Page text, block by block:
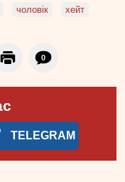
чоловік хейт
0
TELEGRAM